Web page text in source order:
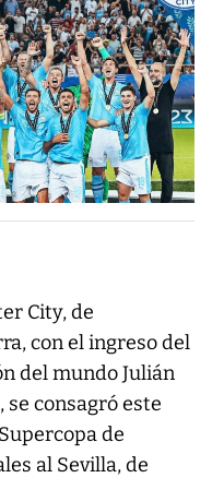
City, de
con el ingreso del
del mundo Julián
se consagró este
de
al Sevilla, de